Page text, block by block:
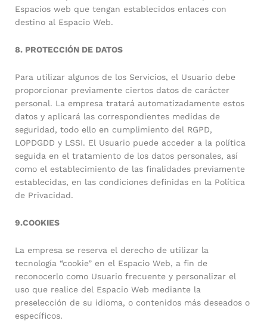
Espacios web que tengan establecidos enlaces con
destino al Espacio Web.
8. PROTECCIÓN DE DATOS
Para utilizar algunos de los Servicios, el Usuario debe
proporcionar previamente ciertos datos de carácter
personal. La empresa tratará automatizadamente estos
datos y aplicará las correspondientes medidas de
seguridad, todo ello en cumplimiento del RGPD,
LOPDGDD y LSSI. El Usuario puede acceder a la política
seguida en el tratamiento de los datos personales, así
como el establecimiento de las finalidades previamente
establecidas, en las condiciones definidas en la Política
de Privacidad.
9.COOKIES
La empresa se reserva el derecho de utilizar la
tecnología “cookie” en el Espacio Web, a fin de
reconocerlo como Usuario frecuente y personalizar el
uso que realice del Espacio Web mediante la
preselección de su idioma, o contenidos más deseados o
específicos.